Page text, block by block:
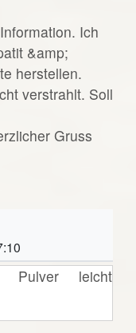
Ich
&amp;
herstellen.
verstrahlt. Soll
Gruss
Pulver leicht